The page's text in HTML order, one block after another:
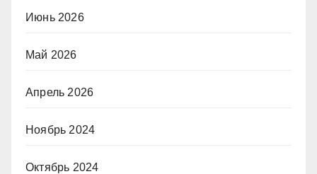
Июнь 2026
Май 2026
Апрель 2026
Ноябрь 2024
Октябрь 2024